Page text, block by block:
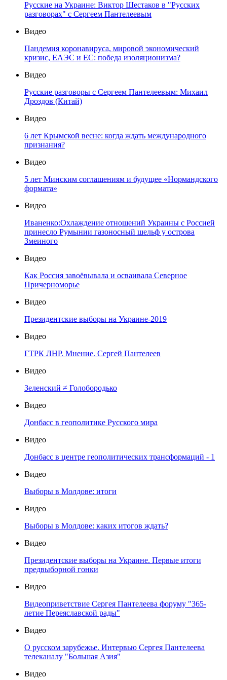
Русские на Украине: Виктор Шестаков в "Русских
разговорах" с Сергеем Пантелеевым
Видео
Пандемия коронавируса, мировой экономический
кризис, ЕАЭС и ЕС: победа изоляционизма?
Видео
Русские разговоры с Сергеем Пантелеевым: Михаил
Дроздов (Китай)
Видео
6 лет Крымской весне: когда ждать международного
признания?
Видео
5 лет Минским соглашениям и будущее «Нормандского
формата»
Видео
Иваненко:Охлаждение отношений Украины с Россией
принесло Румынии газоносный шельф у острова
Змеиного
Видео
Как Россия завоёвывала и осваивала Северное
Причерноморье
Видео
Президентские выборы на Украине-2019
Видео
ГТРК ЛНР. Мнение. Сергей Пантелеев
Видео
Зеленский ≠ Голобородько
Видео
Донбасс в геополитике Русского мира
Видео
Донбасс в центре геополитических трансформаций - 1
Видео
Выборы в Молдове: итоги
Видео
Выборы в Молдове: каких итогов ждать?
Видео
Президентские выборы на Украине. Первые итоги
предвыборной гонки
Видео
Видеоприветствие Сергея Пантелеева форуму "365-
летие Переяславской рады"
Видео
О русском зарубежье. Интервью Сергея Пантелеева
телеканалу "Большая Азия"
Видео